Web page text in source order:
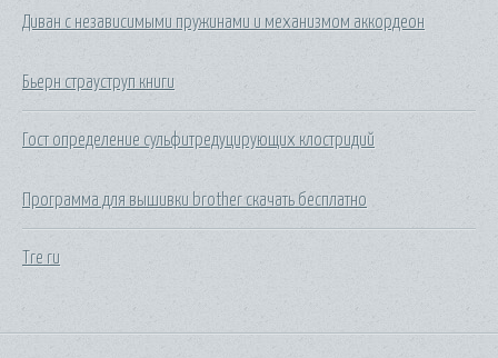
Диван с независимыми пружинами и механизмом аккордеон
Бьерн страуструп книги
Гост определение сульфитредуцирующих клостридий
Программа для вышивки brother скачать бесплатно
Tre ru